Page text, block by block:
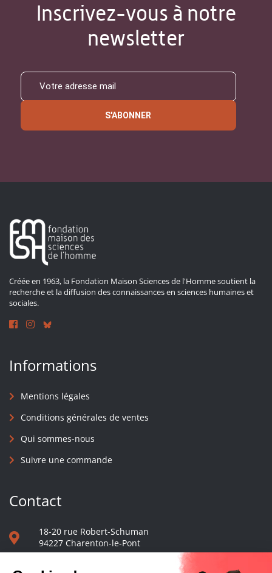
Inscrivez-vous à notre
newsletter
S'ABONNER
Créée en 1963, la Fondation Maison Sciences de l'Homme soutient la
recherche et la diffusion des connaissances en sciences humaines et
sociales.
Informations
Mentions légales
Conditions générales de ventes
Qui sommes-nous
Suivre une commande
Contact
18-20 rue Robert-Schuman
94227 Charenton-le-Pont